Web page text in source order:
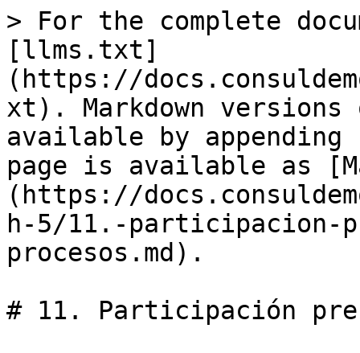
> For the complete
[llms.txt]
(https://
xt). Markdown versions
available by
page is available as
(https://
h-5/11.-participacion-
procesos.md).
# 11. Participación